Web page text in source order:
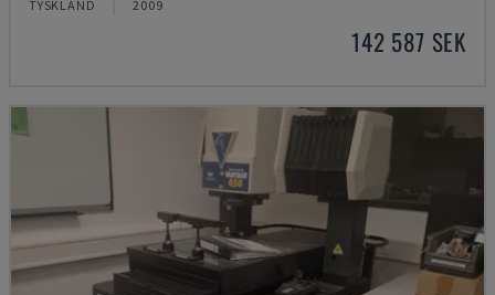
TYSKLAND 2009
142 587 SEK